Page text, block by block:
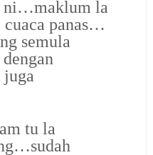
ni…maklum la
panas…
semula
tu la